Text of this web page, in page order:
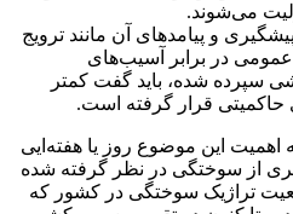
می‌شوند.
و پیامدهای آن مانند ترویج
در برابر آسیب‌های
سپرده شده، باید گفت کمتر
حاکمیتی قرار گرفته است.
اهمیت این موضوع روز یا هفته‌ایی
از سوختگی در نظر گرفته شده
تراژیک سوختگی در کشور که